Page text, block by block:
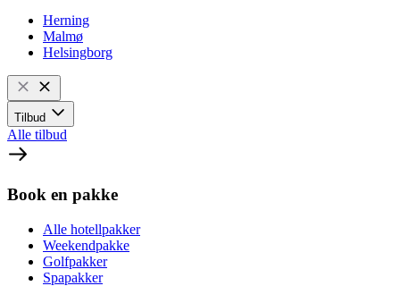
Herning
Malmø
Helsingborg
Tilbud
Alle tilbud
Book en pakke
Alle hotellpakker
Weekendpakke
Golfpakker
Spapakker